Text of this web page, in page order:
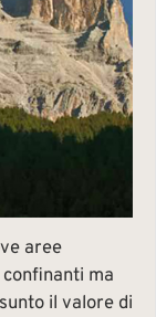
aree
ma
il valore di